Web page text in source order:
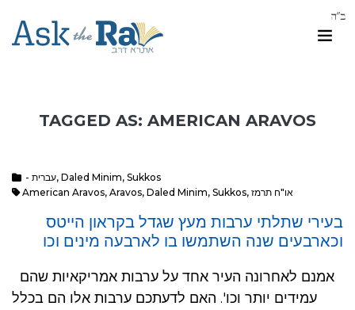
TAGGED AS: AMERICAN ARAVOS
- עברית, Daled Minim, Sukkos
American Aravos, Aravos, Daled Minim, Sukkos, או"ח תרמז
בעירי שתלתי ערבות מעץ שגדל בקראון הייטס
וכארבעים שנה השתמשו בו לארבעה מינים וכו
עמידים יותר וכו'. האם לדעתכם ערבות אלו הם בכלל